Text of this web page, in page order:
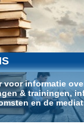
voor informatie
& trainingen,
en de